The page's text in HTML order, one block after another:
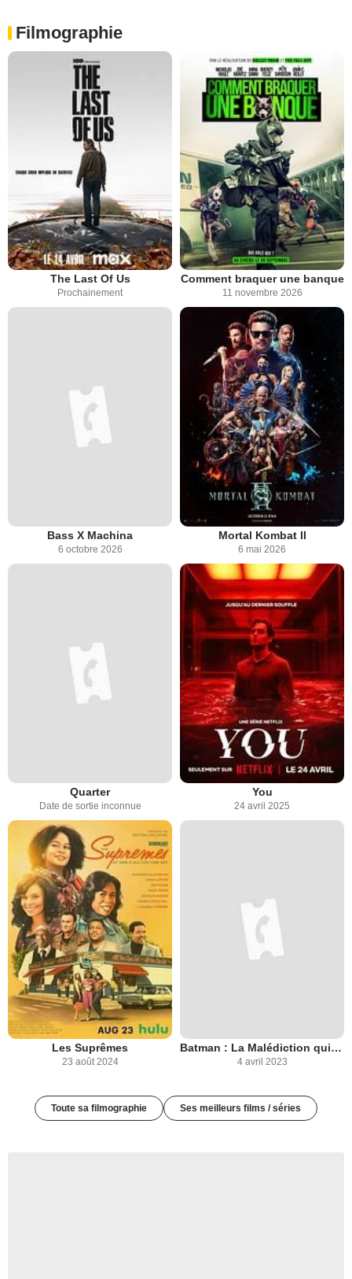
Filmographie
The Last Of Us
Prochainement
Comment braquer une banque
11 novembre 2026
Bass X Machina
6 octobre 2026
Mortal Kombat II
6 mai 2026
Quarter
Date de sortie inconnue
You
24 avril 2025
Les Suprêmes
23 août 2024
Batman : La Malédiction qui s'abattit sur Gotham
4 avril 2023
Toute sa filmographie Ses meilleurs films / séries